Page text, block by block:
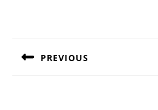
PREVIOUS